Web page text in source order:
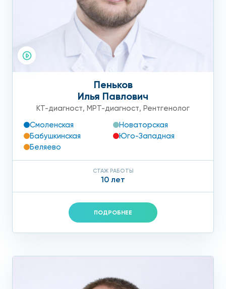
Пеньков
Илья Павлович
КТ-диагност, МРТ-диагност, Рентгенолог
Смоленская
Новаторская
Бабушкинская
Юго-Западная
Беляево
СТАЖ РАБОТЫ
10 лет
ПОДРОБНЕЕ